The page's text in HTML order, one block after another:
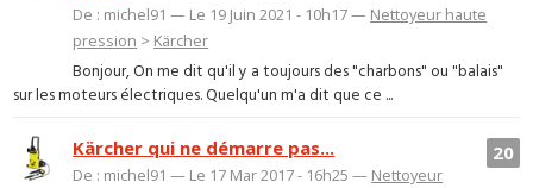
De : michel91 — Le 19 Juin 2021 - 10h17 — Nettoyeur haute
pression > Kärcher
Bonjour, On me dit qu'il y a toujours des "charbons" ou "balais"
sur les moteurs électriques. Quelqu'un m'a dit que ce ...
20
Kärcher qui ne démarre pas...
De : michel91 — Le 17 Mar 2017 - 16h25 — Nettoyeur